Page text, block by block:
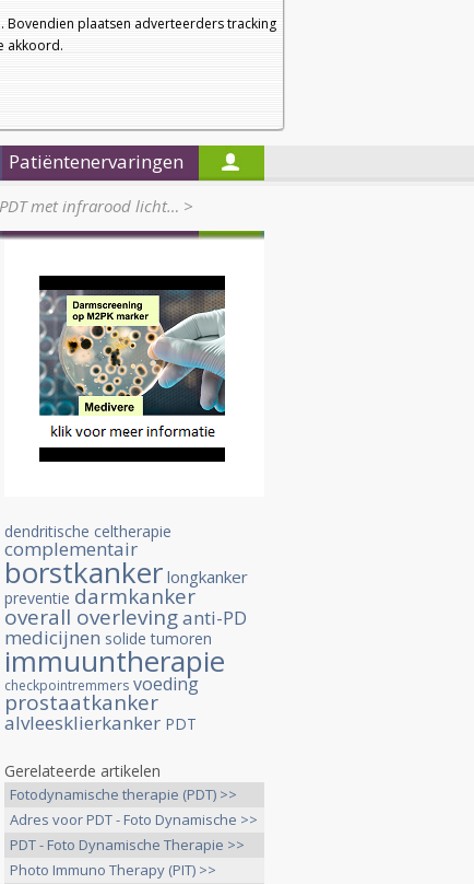
Bovendien plaatsen adverteerders tracking
akkoord.
a
a
Nieuwsbrief
Startpagina
Patiëntenervaringen
met infrarood licht… >
dendritische celtherapie
complementair
borstkanker longkanker
preventie darmkanker
overall overlevinganti-PD
medicijnen solide tumoren
immuuntherapie
checkpointremmers voeding
prostaatkanker
alvleesklierkanker PDT
Gerelateerde artikelen
Fotodynamische therapie (PDT) >>
Adres voor PDT - Foto Dynamische >>
PDT - Foto Dynamische Therapie >>
Photo Immuno Therapy (PIT) >>